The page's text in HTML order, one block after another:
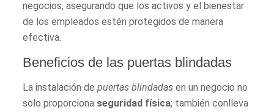
negocios, asegurando que los activos y el bienestar
de los empleados estén protegidos de manera
efectiva.
Beneficios de las puertas blindadas
La instalación depuertas blindadas en un negocio no
solo proporciona seguridad física; también conlleva